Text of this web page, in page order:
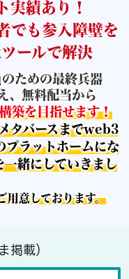
実績あり！
でも参入障壁を
ールで解決
ための最終兵器
、無料配当から
築を目指せます！
タバースまでweb3
プラットホームにな
緒にしていきまし
意しております。
掲載）